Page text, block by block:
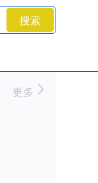
搜索
更多